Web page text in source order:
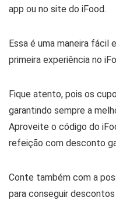
app ou no site do iFood.
Essa é uma maneira fácil
primeira experiência no
Fique atento, pois os
garantindo sempre a
Aproveite o código do
refeição com desconto
Conte também com a
para conseguir